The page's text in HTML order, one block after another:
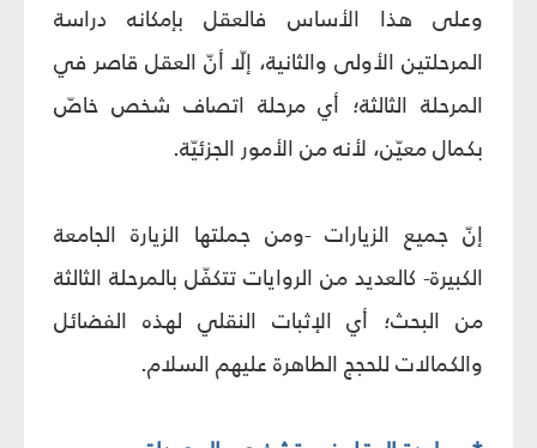
وعلى هذا الأساس فالعقل بإمكانه دراسة
المرحلتين الأولى والثانية، إلّا أنّ العقل قاصر في
المرحلة الثالثة؛ أي مرحلة اتصاف شخص خاصّ
بكمال معيّن، لأنه من الأمور الجزئيّة.
إنّ جميع الزيارات -ومن جملتها الزيارة الجامعة
الكبيرة- كالعديد من الروايات تتكفّل بالمرحلة الثالثة
من البحث؛ أي الإثبات النقلي لهذه الفضائل
والكمالات للحجج الطاهرة عليهم السلام.